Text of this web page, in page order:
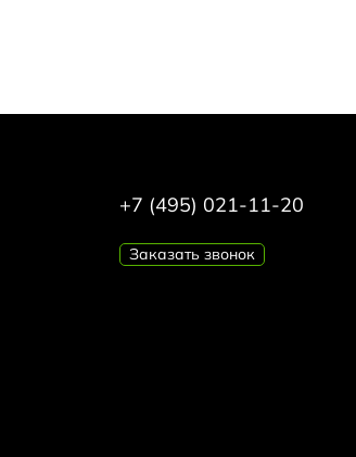
+7 (495) 021-11-20
Заказать звонок